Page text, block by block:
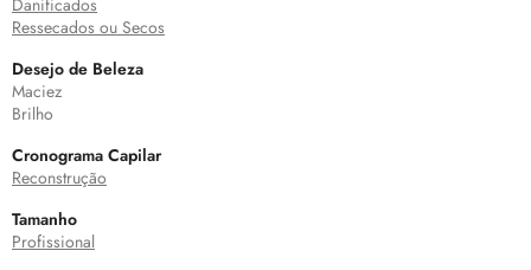
Danificados
Ressecados ou Secos
Desejo de Beleza
Maciez
Brilho
Cronograma Capilar
Reconstrução
Tamanho
Profissional